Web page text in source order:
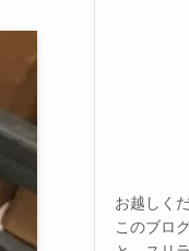
お越しく
このブロ